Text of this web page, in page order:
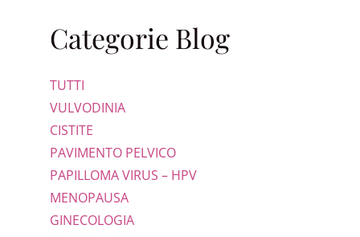
Categorie Blog
TUTTI
VULVODINIA
CISTITE
PAVIMENTO PELVICO
PAPILLOMA VIRUS – HPV
MENOPAUSA
GINECOLOGIA